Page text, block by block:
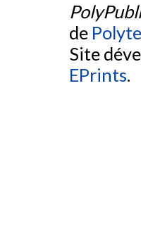
de
Site
EPrints.